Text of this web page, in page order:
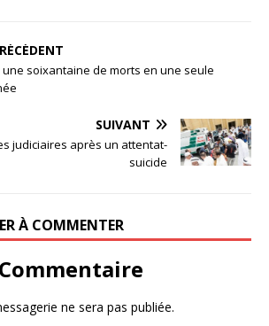
une soixantaine de morts en une seule
SUIVANT
judiciaires après un attentat-
suicide
À COMMENTER
ne sera pas publiée.